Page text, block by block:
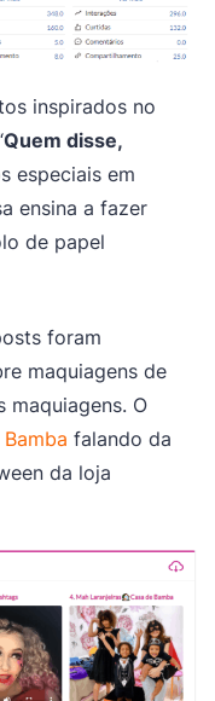
inspirados no
Quem disse,
especiais em
ensina a fazer
de papel
foram
maquiagens de
maquiagens. O
falando da
da loja